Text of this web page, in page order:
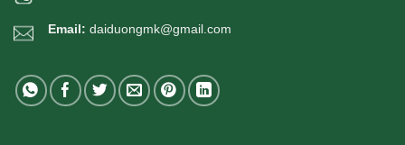
Email: daiduongmk@gmail.com